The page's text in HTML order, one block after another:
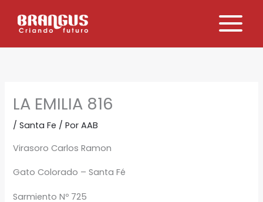
LA EMILIA 816
/Santa Fe / PorAAB
Virasoro Carlos Ramon
Gato Colorado – Santa Fé
Sarmiento Nº 725